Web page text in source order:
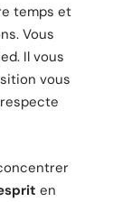
temps et
Vous
Il vous
vous
en